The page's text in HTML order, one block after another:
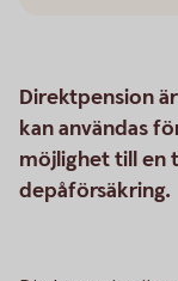
Direktpension
kan användas
möjlighet till en
depåförsäkring.